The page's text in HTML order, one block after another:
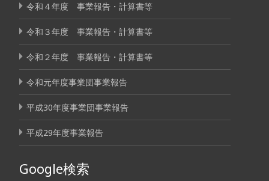
令和４年度 事業報告・計算書等
令和３年度 事業報告・計算書等
令和２年度 事業報告・計算書等
令和元年度事業団事業報告
平成30年度事業団事業報告
平成29年度事業報告
Google検索